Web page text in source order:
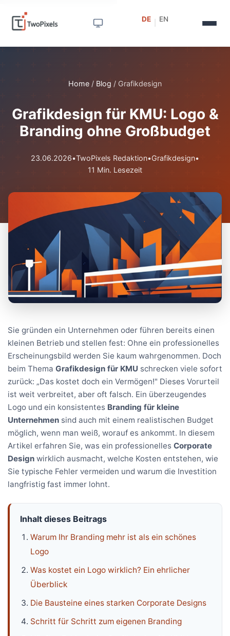
DE EN
Home / Blog / Grafikdesign
Grafikdesign für KMU: Logo &
Branding ohne Großbudget
23.06.2026•TwoPixels Redaktion•Grafikdesign•
11 Min. Lesezeit
Sie gründen ein Unternehmen oder führen bereits einen
kleinen Betrieb und stellen fest: Ohne ein professionelles
Erscheinungsbild werden Sie kaum wahrgenommen. Doch
beim Thema Grafikdesign für KMU schrecken viele sofort
zurück: „Das kostet doch ein Vermögen!" Dieses Vorurteil
ist weit verbreitet, aber oft falsch. Ein überzeugendes
Logo und ein konsistentes Branding für kleine
Unternehmen sind auch mit einem realistischen Budget
möglich, wenn man weiß, worauf es ankommt. In diesem
Artikel erfahren Sie, was ein professionelles Corporate
Design wirklich ausmacht, welche Kosten entstehen, wie
Sie typische Fehler vermeiden und warum die Investition
langfristig fast immer lohnt.
Inhalt dieses Beitrags
Warum Ihr Branding mehr ist als ein schönes
Logo
Was kostet ein Logo wirklich? Ein ehrlicher
Überblick
Die Bausteine eines starken Corporate Designs
Schritt für Schritt zum eigenen Branding